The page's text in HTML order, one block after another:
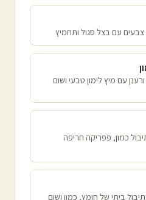
עם בצל סגול ותחמיץ
עם מיץ לימון טבעי ושום
כמון, פפריקה חריפה
ביתי של חומץ, כמון ושום